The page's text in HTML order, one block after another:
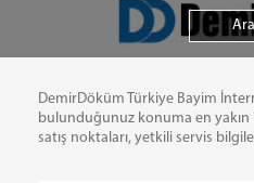
DemirDöküm Türkiye Bayim
bulunduğunuz konuma en yakın
satış noktaları, yetkili servis